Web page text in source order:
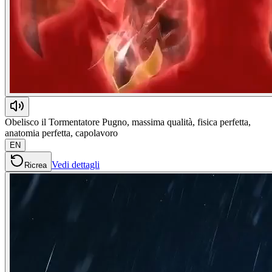
Obelisco il Tormentatore Pugno, massima qualità, fisica perfetta,
anatomia perfetta, capolavoro
EN
Ricrea Vedi dettagli